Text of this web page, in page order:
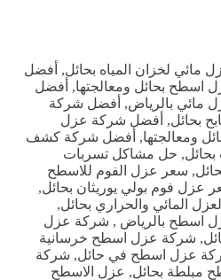
مائي لخزان المياه بحائل, أفضل
اسطح بحائل ومعالجتها, أفضل
مائي بالرياض, أفضل شركة
بحائل, أفضل شركة عزل
ومعالجتها, أفضل شركة كشف
بحائل, حل مشاكل تسربات
, سعر عزل الفوم للاسطح
عزل فوم بولي يوريثان بحائل,
المائي والحراري بحائل,
اسطح بالرياض , شركة عزل
, شركة عزل اسطح خرسانية
عزل اسطح في حائل, شركة
مبلطة بحائل, عزل الاسطح